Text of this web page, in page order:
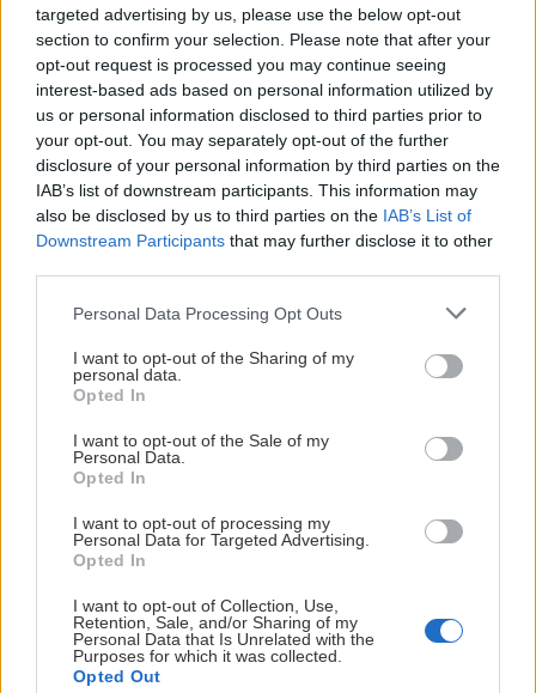
targeted advertising by us, please use the below opt-out
section to confirm your selection. Please note that after your
opt-out request is processed you may continue seeing
interest-based ads based on personal information utilized by
us or personal information disclosed to third parties prior to
your opt-out. You may separately opt-out of the further
disclosure of your personal information by third parties on the
IAB’s list of downstream participants. This information may
also be disclosed by us to third parties on the IAB’s List of
Downstream Participants that may further disclose it to other
Personal Data Processing Opt Outs
I want to opt-out of the Sharing of my
personal data.
Opted In
I want to opt-out of the Sale of my
Personal Data.
Opted In
I want to opt-out of processing my
Personal Data for Targeted Advertising.
Opted In
I want to opt-out of Collection, Use,
Retention, Sale, and/or Sharing of my
Personal Data that Is Unrelated with the
Purposes for which it was collected.
Opted Out
Veitsch netradične, sever aj juh na jeden záťah
8. februára 2017
V sobotu si pri tréningovom výšľape v rámci rodinnej lyžovačky
obzerám základové lavíny vypadané v žľaboch skalnej hradby
druhým vystúpam nazad. Sobota: Prieskum terénu na južnej strane Tri…
Lezenie Skialp Cyklo Turistika
Via ferrata
Na blogu Zagurami nájdeš inšpirácie a praktické info pre
outdoorové aktivity v každej sezóne. O horských a iných
zážitkochpíšeme už od roku 2015